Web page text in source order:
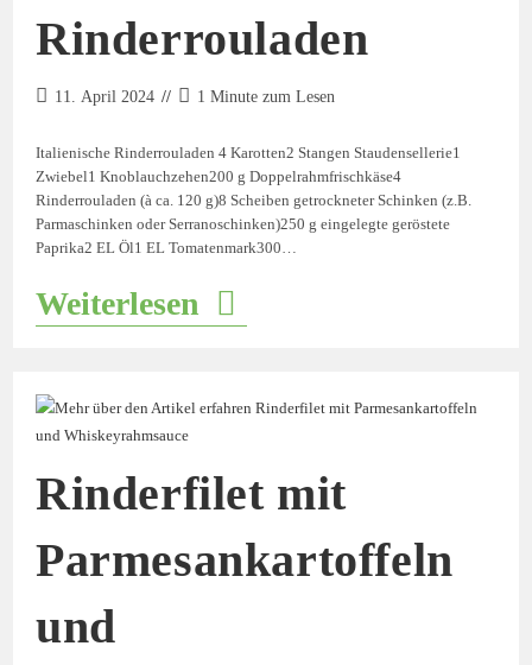
Rinderrouladen
11. April 2024 1 Minute zum Lesen
Italienische Rinderrouladen 4 Karotten2 Stangen Staudensellerie1
Zwiebel1 Knoblauchzehen200 g Doppelrahmfrischkäse4
Rinderrouladen (à ca. 120 g)8 Scheiben getrockneter Schinken (z.B.
Parmaschinken oder Serranoschinken)250 g eingelegte geröstete
Paprika2 EL Öl1 EL Tomatenmark300…
Weiterlesen
Rinderfilet mit
Parmesankartoffeln
und